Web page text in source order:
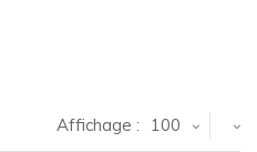
Affichage : 100